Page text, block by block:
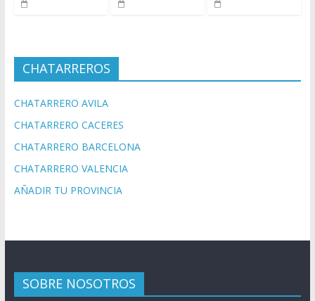
CHATARREROS
CHATARRERO AVILA
CHATARRERO CACERES
CHATARRERO BARCELONA
CHATARRERO VALENCIA
AÑADIR TU PROVINCIA
SOBRE NOSOTROS